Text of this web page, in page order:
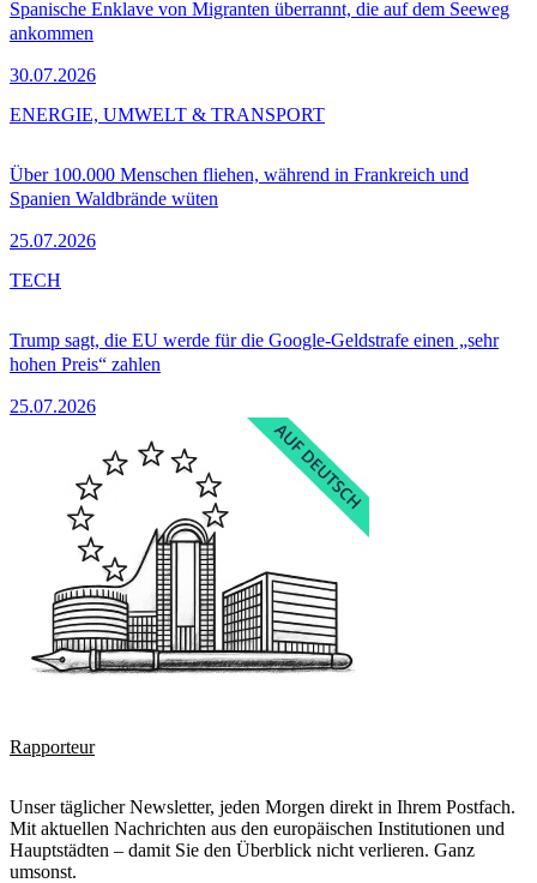
Spanische Enklave von Migranten überrannt, die auf dem Seeweg
ankommen
30.07.2026
Über 100.000 Menschen fliehen, während in Frankreich und
Spanien Waldbrände wüten
25.07.2026
ENERGIE, UMWELT & TRANSPORT
Trump sagt, die EU werde für die Google-Geldstrafe einen „sehr
hohen Preis“ zahlen
25.07.2026
TECH
Rapporteur
Unser täglicher Newsletter, jeden Morgen direkt in Ihrem Postfach.
Mit aktuellen Nachrichten aus den europäischen Institutionen und
Hauptstädten – damit Sie den Überblick nicht verlieren. Ganz
umsonst.